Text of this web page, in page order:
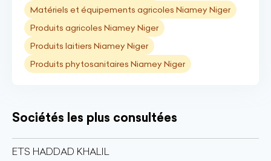
Matériels et équipements agricoles Niamey Niger
Produits agricoles Niamey Niger
Produits laitiers Niamey Niger
Produits phytosanitaires Niamey Niger
Sociétés les plus consultées
ETS HADDAD KHALIL